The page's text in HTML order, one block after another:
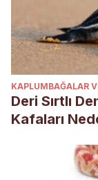
KAPLUMBAĞALAR
Deri Sırtlı
Kafaları